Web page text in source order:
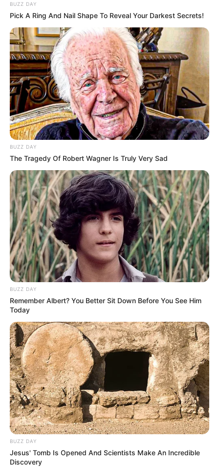
BUZZ DAY
Pick A Ring And Nail Shape To Reveal Your Darkest Secrets!
BUZZ DAY
The Tragedy Of Robert Wagner Is Truly Very Sad
BUZZ DAY
Remember Albert? You Better Sit Down Before You See Him
Today
BUZZ DAY
Jesus' Tomb Is Opened And Scientists Make An Incredible
Discovery